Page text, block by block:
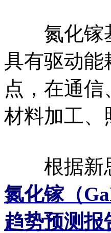
氮化镓基
具有驱动能
点，在通
材料加工、
根据新思
氮化镓（
趋势预测报